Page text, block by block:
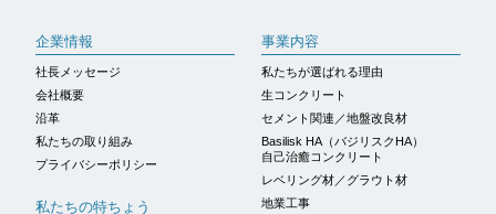
企業情報
社長メッセージ
会社概要
沿革
私たちの取り組み
プライバシーポリシー
私たちの特ちょう
事業内容
私たちが選ばれる理由
生コンクリート
セメント関連／地盤改良材
Basilisk HA（バジリスクHA）
自己治癒コンクリート
レベリング材／グラウト材
地業工事